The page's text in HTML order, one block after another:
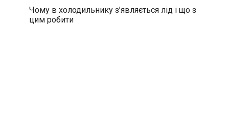
Чому в холодильнику з’являється лід і що з
цим робити